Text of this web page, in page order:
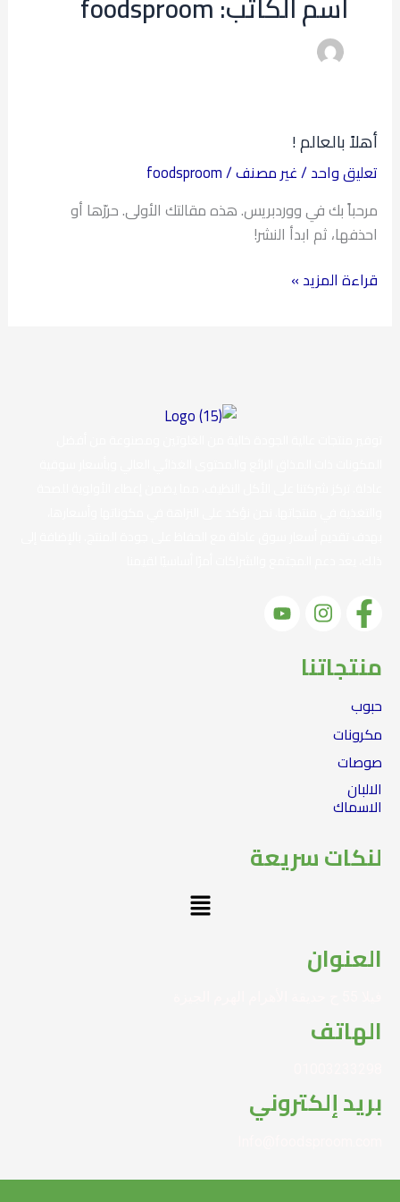
أهلاً بالعالم !
تعليق واحد /غير مصنف/
foodsproom
مرحباً بك في ووردبريس. هذه مقالتك الأولى. حررّها أو
احذفها، ثم ابدأ النشر!
أهلاً
بالعالم
قراءة المزيد »
منتجاتنا
حبوب
مكرونات
صوصات
الالبان
الاسماك
لنكات سريعة
Menu
العنوان
الهاتف
بريد إلكتروني